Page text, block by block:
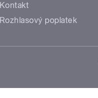
Kontakt
Rozhlasový poplatek